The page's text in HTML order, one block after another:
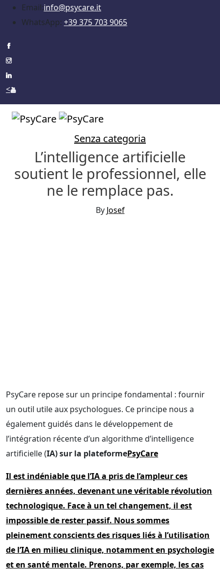
Email:info@psycare.it
WhatsApp: +39 375 703 9065
<
Senza categoria
L’intelligence artificielle
soutient le professionnel, elle
ne le remplace pas.
By Josef
PsyCare repose sur un principe fondamental : fournir
un outil utile aux psychologues. Ce principe nous a
également guidés dans le développement de
l’intégration récente d’un algorithme d’intelligence
artificielle (IA) sur la plateformePsyCare
Il est indéniable que l’IA a pris de l’ampleur ces
dernières années, devenant une véritable révolution
technologique. Face à un tel changement, il est
impossible de rester passif. Nous sommes
pleinement conscients des risques liés à l’utilisation
de l’IA en milieu clinique, notamment en psychologie
et en santé mentale. Prenons, par exemple, les cas